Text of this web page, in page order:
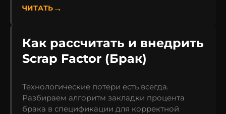
ЧИТАТЬ
Как рассчитать и внедрить
Scrap Factor (Брак)
Технологические потери есть всегда.
Разбираем алгоритм закладки процента
брака в спецификации для корректной